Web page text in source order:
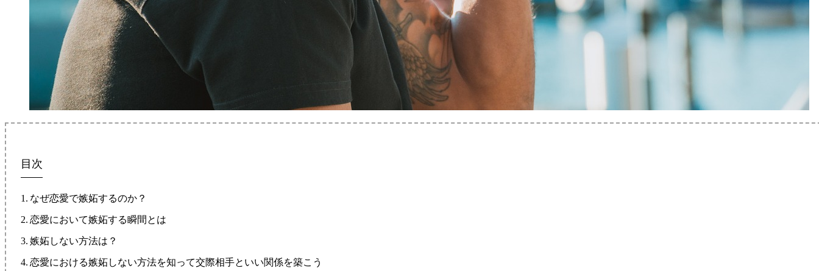
目次
なぜ恋愛で嫉妬するのか？
恋愛において嫉妬する瞬間とは
嫉妬しない方法は？
恋愛における嫉妬しない方法を知って交際相手といい関係を築こう